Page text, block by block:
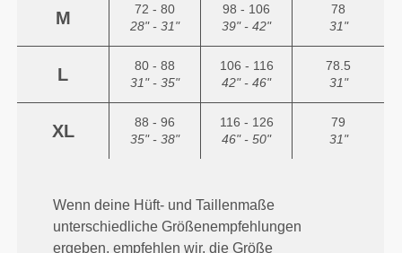
M
72 - 80
28" - 31"
98 - 106
39" - 42"
78
31"
L
80 - 88
31" - 35"
106 - 116
42" - 46"
78.5
31"
XL
88 - 96
35" - 38"
116 - 126
46" - 50"
79
31"
Wenn deine Hüft- und Taillenmaße
unterschiedliche Größenempfehlungen
ergeben, empfehlen wir, die Größe